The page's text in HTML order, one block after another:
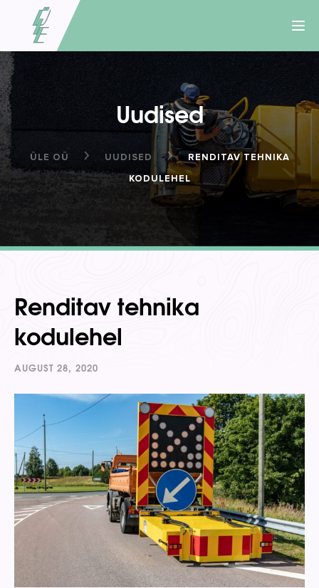
Uudised
ÜLE OÜ UUDISED
RENDITAV TEHNIKA
KODULEHEL
Renditav tehnika
kodulehel
AUGUST 28, 2020